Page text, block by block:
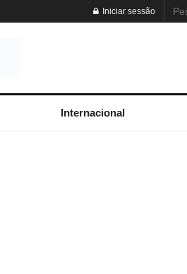
Iniciar sessão
Internacional